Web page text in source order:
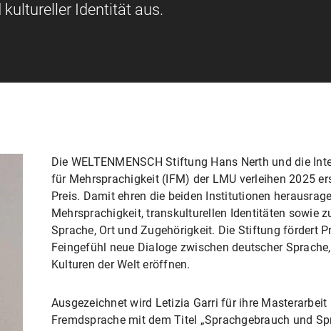
Identität aus.
Die WELTENMENSCH Stiftung Hans Nerth und die
für Mehrsprachigkeit (IFM) der LMU verleihen 2025
Preis. Damit ehren die beiden Institutionen
Mehrsprachigkeit, transkulturellen Identitäten sowie
Sprache, Ort und Zugehörigkeit. Die Stiftung fördert
Feingefühl neue Dialoge zwischen deutscher
Kulturen der Welt eröffnen.
Ausgezeichnet wird Letizia Garri für ihre
Fremdsprache mit dem Titel „Sprachgebrauch und